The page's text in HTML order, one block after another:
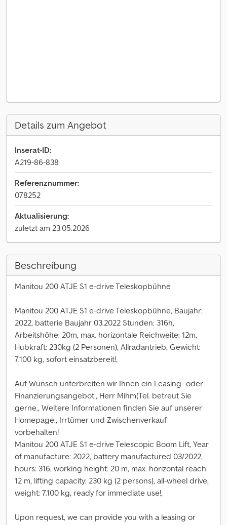
Details zum Angebot
Inserat-ID:
A219-86-838
Referenznummer:
078252
Aktualisierung:
zuletzt am 23.05.2026
Beschreibung
Manitou 200 ATJE S1 e-drive Teleskopbühne
Manitou 200 ATJE S1 e-drive Teleskopbühne, Baujahr:
2022, batterie Baujahr 03.2022 Stunden: 316h,
Arbeitshöhe: 20m, max. horizontale Reichweite: 12m,
Hubkraft: 230kg (2 Personen), Allradantrieb, Gewicht:
7.100 kg, sofort einsatzbereit!,
Auf Wunsch unterbreiten wir Ihnen ein Leasing- oder
Finanzierungsangebot., Herr Mihm(Tel. betreut Sie
gerne., Weitere Informationen finden Sie auf unserer
Homepage., Irrtümer und Zwischenverkauf
vorbehalten!
Manitou 200 ATJE S1 e-drive Telescopic Boom Lift, Year
of manufacture: 2022, battery manufactured 03/2022,
hours: 316, working height: 20 m, max. horizontal reach:
12 m, lifting capacity: 230 kg (2 persons), all-wheel drive,
weight: 7.100 kg, ready for immediate use!,
Upon request, we can provide you with a leasing or